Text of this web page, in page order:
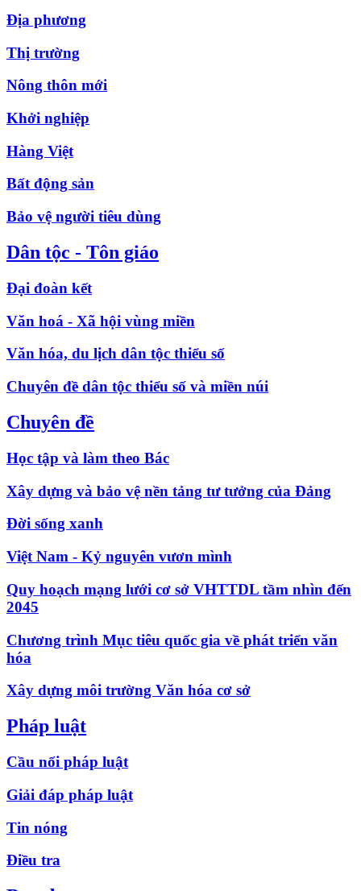
Địa phương
Thị trường
Nông thôn mới
Khởi nghiệp
Hàng Việt
Bất động sản
Bảo vệ người tiêu dùng
Dân tộc - Tôn giáo
Đại đoàn kết
Văn hoá - Xã hội vùng miền
Văn hóa, du lịch dân tộc thiểu số
Chuyên đề dân tộc thiểu số và miền núi
Chuyên đề
Học tập và làm theo Bác
Xây dựng và bảo vệ nền tảng tư tưởng của Đảng
Đời sống xanh
Việt Nam - Kỷ nguyên vươn mình
Quy hoạch mạng lưới cơ sở VHTTDL tầm nhìn đến
2045
Chương trình Mục tiêu quốc gia về phát triển văn
hóa
Xây dựng môi trường Văn hóa cơ sở
Pháp luật
Cầu nối pháp luật
Giải đáp pháp luật
Tin nóng
Điều tra